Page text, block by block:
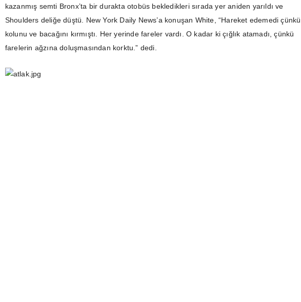
kazanmış semti Bronx’ta bir durakta otobüs bekledikleri sırada yer aniden yarıldı ve
Shoulders deliğe düştü. New York Daily News’a konuşan White, “Hareket edemedi çünkü
kolunu ve bacağını kırmıştı. Her yerinde fareler vardı. O kadar ki çığlık atamadı, çünkü
farelerin ağzına doluşmasından korktu.” dedi.